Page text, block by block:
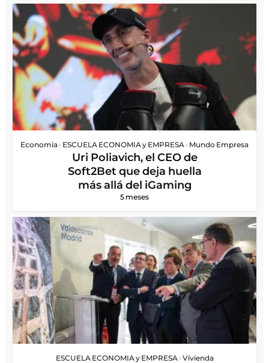
Economia • ESCUELA ECONOMIA y EMPRESA • Mundo Empresa
Uri Poliavich, el CEO de
Soft2Bet que deja huella
más allá del iGaming
5 meses
ESCUELA ECONOMIA y EMPRESA • Vivienda